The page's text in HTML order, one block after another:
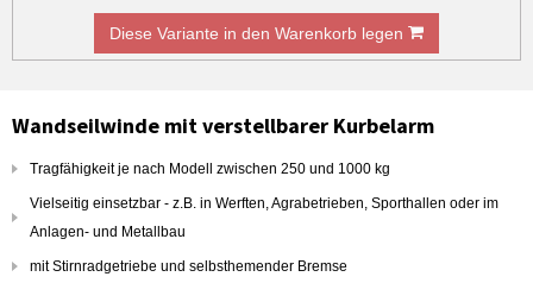
Diese Variante in den Warenkorb legen
Wandseilwinde mit verstellbarer Kurbelarm
Tragfähigkeit je nach Modell zwischen 250 und 1000 kg
Vielseitig einsetzbar - z.B. in Werften, Agrabetrieben, Sporthallen oder im
Anlagen- und Metallbau
mit Stirnradgetriebe und selbsthemender Bremse